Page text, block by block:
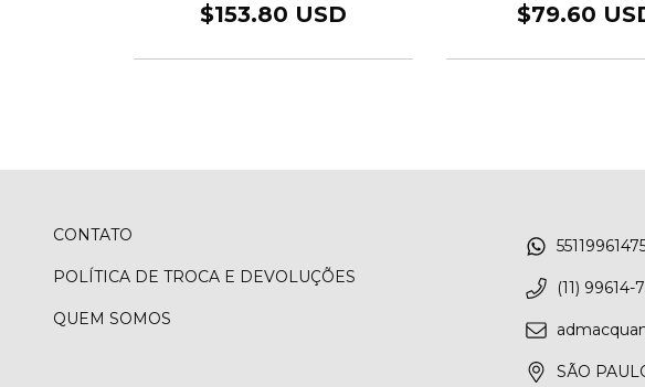
$153.80 USD $79.60
CONTATO
POLÍTICA DE TROCA E DEVOLUÇÕES
QUEM SOMOS
(11) 99614-
SÃO